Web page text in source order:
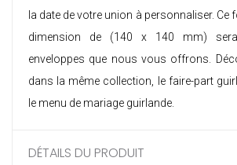
la date de votre union à personnaliser. Ce
dimension de (140 x 140 mm)
enveloppes que nous vous offrons.
dans la même collection, le faire-part
le menu de mariage guirlande
DÉTAILS DU PRODUIT